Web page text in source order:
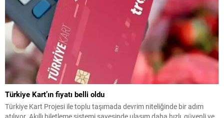
Türkiye Kart’ın fiyatı belli oldu
Türkiye Kart Projesi ile toplu taşımada devrim niteliğinde bir adım
atılıyor. Akıllı biletleme sistemi sayesinde ulaşım daha hızlı, güvenli ve